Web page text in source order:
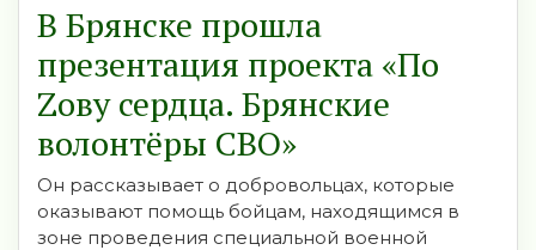
В Брянске прошла
презентация проекта «По
Zову сердца. Брянские
волонтёры СВО»
Он рассказывает о добровольцах, которые
оказывают помощь бойцам, находящимся в
зоне проведения специальной военной